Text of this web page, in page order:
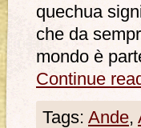
quechua
che da
mondo è
Continue
Tags: Ande,